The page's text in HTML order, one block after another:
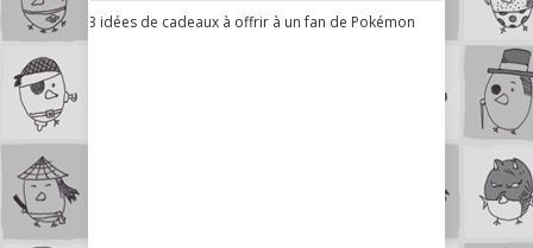
3 idées de cadeaux à offrir à un fan de Pokémon